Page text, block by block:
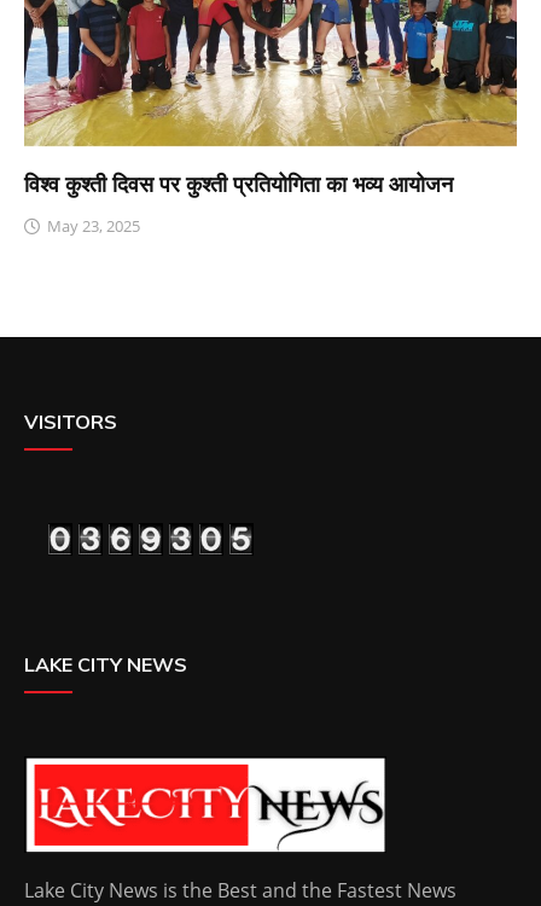
विश्व कुश्ती दिवस पर कुश्ती प्रतियोगिता का भव्य आयोजन
May 23, 2025
VISITORS
LAKE CITY NEWS
Lake City News is the Best and the Fastest News